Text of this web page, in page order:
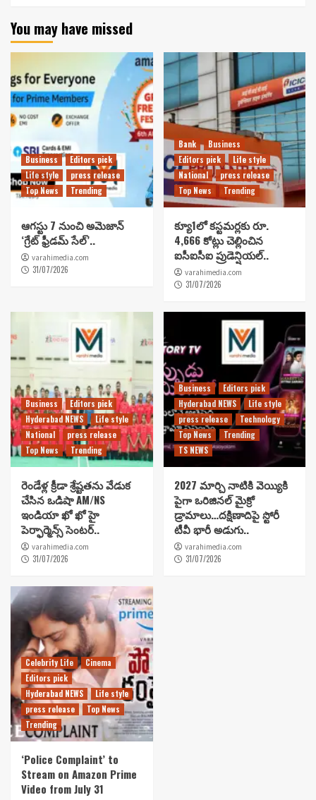
You may have missed
Business
Editors pick
Life style
press release
Top News
Trending
ఆగస్టు 7 నుంచి అమెజాన్
‘గ్రేట్ ఫ్రీడమ్ సేల్’..
varahimedia.com
31/07/2026
Bank
Business
Editors pick
Life style
National
press release
Top News
Trending
క్యూ1లో కస్టమర్లకు రూ.
4,666 కోట్లు చెల్లించిన
ఐసీఐసీఐ ప్రుడెన్షియల్..
varahimedia.com
31/07/2026
Business
Editors pick
Hyderabad NEWS
Life style
National
press release
Top News
Trending
రెండేళ్ల క్రీడా శ్రేష్టతను వేడుక
చేసిన ఒడిషా AM/NS
ఇండియా ఖో ఖో హై
పెర్ఫార్మెన్స్ సెంటర్..
varahimedia.com
31/07/2026
Business
Editors pick
Hyderabad NEWS
Life style
press release
Technology
Top News
Trending
TS NEWS
2027 మార్చి నాటికి వెయ్యికి
పైగా ఒరిజినల్ మైక్రో
డ్రామాలు…దక్షిణాదిపై స్టోరీ
టీవీ భారీ అడుగు..
varahimedia.com
31/07/2026
Celebrity Life
Cinema
Editors pick
Hyderabad NEWS
Life style
press release
Top News
Trending
‘Police Complaint’ to
Stream on Amazon Prime
Video from July 31